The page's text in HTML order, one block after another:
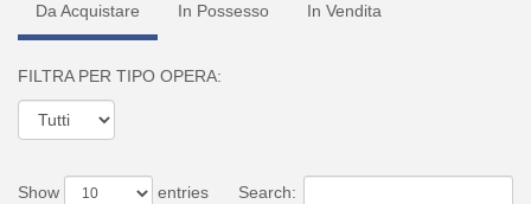
Da Acquistare In Possesso In Vendita
FILTRA PER TIPO OPERA:
Show entries Search: